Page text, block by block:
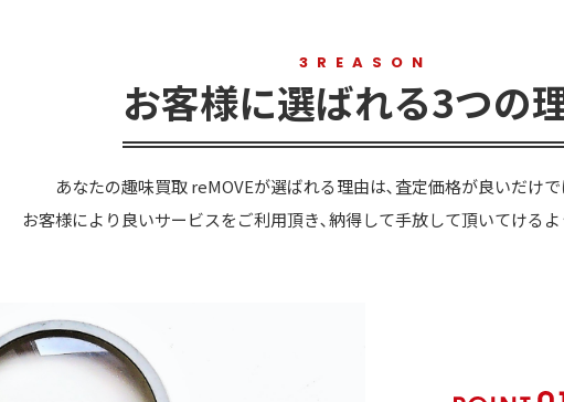
3REASON
お客様に選ばれる3つの
あなたの趣味買取 reMOVEが選ばれる理由は､査定価格が良いだけで
お客様により良いサービスをご利用頂き､納得して手放して頂いてけるよ